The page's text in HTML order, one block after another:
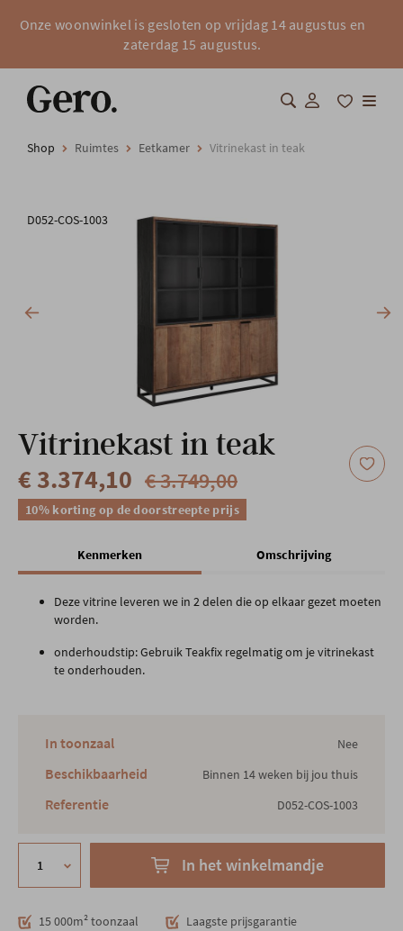
Onze woonwinkel is gesloten op vrijdag 14 augustus en
zaterdag 15 augustus.
Shop Ruimtes Eetkamer Vitrinekast in teak
D052-COS-1003
Vitrinekast in teak
€ 3.374,10 € 3.749,00
10% korting op de doorstreepte prijs
Kenmerken Omschrijving
Deze vitrine leveren we in 2 delen die op elkaar gezet moeten
worden.
onderhoudstip: Gebruik Teakfix regelmatig om je vitrinekast
te onderhouden.
In toonzaal Nee
Beschikbaarheid Binnen 14 weken bij jou thuis
Referentie D052-COS-1003
In het winkelmandje
15 000m² toonzaal
Laagste prijsgarantie